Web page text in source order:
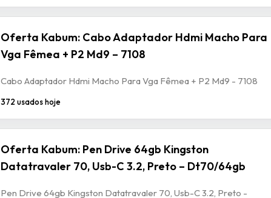
Oferta Kabum: Cabo Adaptador Hdmi Macho Para
Vga Fêmea + P2 Md9 – 7108
Cabo Adaptador Hdmi Macho Para Vga Fêmea + P2 Md9 - 7108
372 usados hoje
Oferta Kabum: Pen Drive 64gb Kingston
Datatravaler 70, Usb-C 3.2, Preto – Dt70/64gb
Pen Drive 64gb Kingston Datatravaler 70, Usb-C 3.2, Preto -